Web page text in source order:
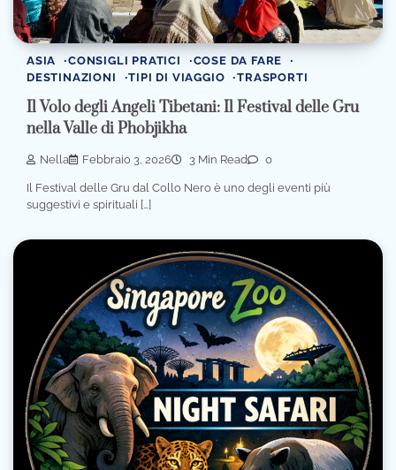
ASIA CONSIGLI PRATICI
COSE DA FARE
DESTINAZIONI
TIPI DI VIAGGIO TRASPORTI
Il Volo degli Angeli Tibetani: Il Festival delle Gru
nella Valle di Phobjikha
Nella Febbraio 3, 2026 3 Min Read 0
Il Festival delle Gru dal Collo Nero è uno degli eventi più
suggestivi e spirituali […]